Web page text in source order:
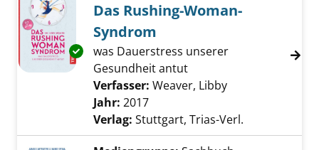
Exemplar-Details von Das Rushing-Woman-
Das Rushing-Woman-
Syndrom
was Dauerstress unserer
Gesundheit antut
Verfasser: Weaver, Libby
Jahr: 2017
Verlag: Stuttgart, Trias-Verl.